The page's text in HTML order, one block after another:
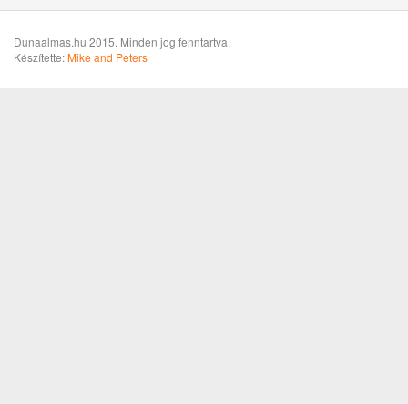
Dunaalmas.hu 2015. Minden jog fenntartva.
Készítette:Mike and Peters